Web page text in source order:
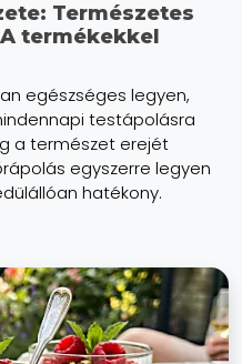
Természetes
termékekkel
egészséges legyen,
testápolásra
a természet erejét
egyszerre legyen
hatékony.